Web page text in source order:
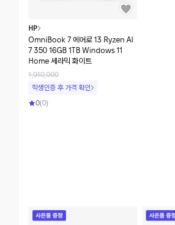
HP
OmniBook 7 에어로 13 Ryzen AI
7 350 16GB 1TB Windows 11
Home 세라믹 화이트
1,910,000
학생인증 후 가격 확인
0(0)